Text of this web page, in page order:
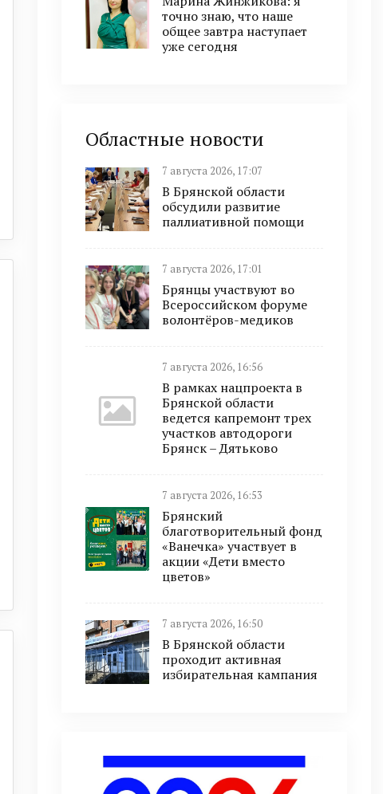
точно знаю, что наше
общее завтра наступает
уже сегодня
Областные новости
7 августа 2026, 17:07
В Брянской области
обсудили развитие
паллиативной помощи
7 августа 2026, 17:01
Брянцы участвуют во
Всероссийском форуме
волонтёров-медиков
7 августа 2026, 16:56
В рамках нацпроекта в
Брянской области
ведется капремонт трех
участков автодороги
Брянск – Дятьково
7 августа 2026, 16:53
Брянский
благотворительный фонд
«Ванечка» участвует в
акции «Дети вместо
цветов»
7 августа 2026, 16:50
В Брянской области
проходит активная
избирательная кампания